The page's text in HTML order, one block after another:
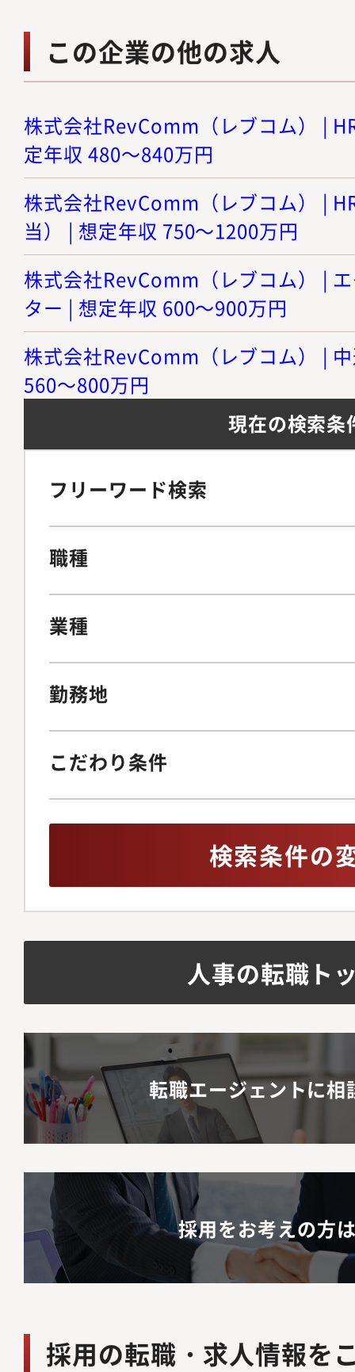
この企業の他の求人
株式会社RevComm（レブコム） |
定年収 480～840万円
株式会社RevComm（レブコム） |
当） | 想定年収 750～1200万円
株式会社RevComm（レブコム） |
ター | 想定年収 600～900万円
株式会社RevComm（レブコム） |
560～800万円
現在の検索条
フリーワード検索
職種
業種
勤務地
こだわり条件
検索条件の
人事の転職ト
転職エージェントに相
採用をお考えの方
採用の転職・求人情報を